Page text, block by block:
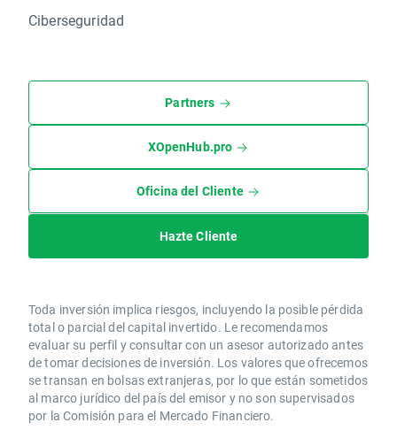
Ciberseguridad
Partners
XOpenHub.pro
Oficina del Cliente
Hazte Cliente
Toda inversión implica riesgos, incluyendo la posible pérdida
total o parcial del capital invertido. Le recomendamos
evaluar su perfil y consultar con un asesor autorizado antes
de tomar decisiones de inversión. Los valores que ofrecemos
se transan en bolsas extranjeras, por lo que están sometidos
al marco jurídico del país del emisor y no son supervisados
por la Comisión para el Mercado Financiero.